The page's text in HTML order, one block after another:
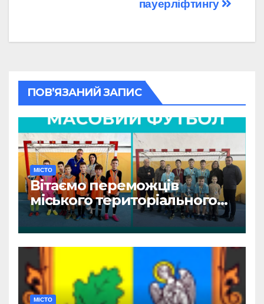
пауерліфтингу
ПОВ’ЯЗАНИЙ ЗАПИС
МІСТО
Вітаємо переможців
міського територіального
етапу змагань «Пліч-о-пліч:
Всеукраїнські шкільні ліги»
МІСТО